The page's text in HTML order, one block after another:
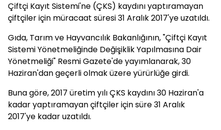
Çiftçi Kayıt Sistemi'ne (ÇKS) kaydını yaptıramayan
çiftçiler için müracaat süresi 31 Aralık 2017'ye uzatıldı.
Gıda, Tarım ve Hayvancılık Bakanlığının, "Çiftçi Kayıt
Sistemi Yönetmeliğinde Değişiklik Yapılmasına Dair
Yönetmeliği" Resmi Gazete'de yayımlanarak, 30
Haziran'dan geçerli olmak üzere yürürlüğe girdi.
Buna göre, 2017 üretim yılı ÇKS kaydını 30 Haziran'a
kadar yaptıramayan çiftçiler için süre 31 Aralık
2017'ye kadar uzatıldı.